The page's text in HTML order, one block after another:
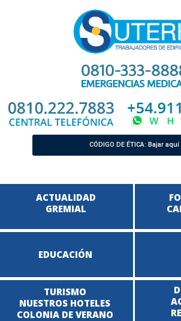
CÓDIGO DE ÉTICA: Bajar aquí
ACTUALIDAD
GREMIAL
EDUCACIÓN
TURISMO
NUESTROS HOTELES
COLONIA DE VERANO